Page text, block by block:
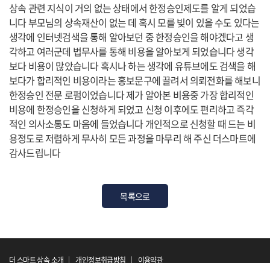
상속 관련 지식이 거의 없는 상태에서 한정승인제도를 알게 되었습
니다 부모님의 상속재산이 없는 데 혹시 모를 빚이 있을 수도 있다는
생각에 인터넷검색을 통해 알아보던 중 한정승인을 해야겠다고 생
각하고 여러군데 법무사를 통해 비용을 알아보게 되었습니다 생각
보다 비용이 많았습니다 혹시나 하는 생각에 유튜브에도 검색을 해
보다가 합리적인 비용이라는 홍보문구에 끌려서 의뢰전화를 해보니
한정승인 전문 로펌이었습니다 제가 알아본 비용중 가장 합리적인
비용에 한정승인을 신청하게 되었고 신청 이후에도 편리하고 즉각
적인 의사소통도 마음에 들었습니다 개인적으로 신청할 때 드는 비
용정도로 저렴하게 무사히 모든 과정을 마무리 해 주신 더스마트에
감사드립니다
목록으로
더 스마트 상속 소개 개인정보취급방침 이용약관